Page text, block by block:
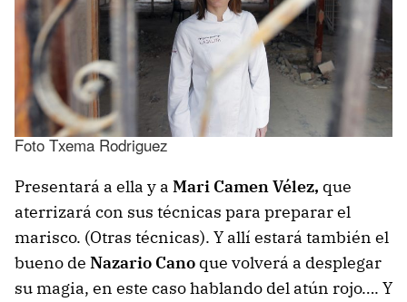
Foto Txema Rodriguez
Presentará a ella y a Mari Camen Vélez, que
aterrizará con sus técnicas para preparar el
marisco. (Otras técnicas). Y allí estará también el
bueno de Nazario Cano que volverá a desplegar
su magia, en este caso hablando del atún rojo…. Y